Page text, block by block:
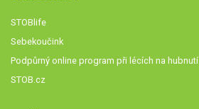
STOBlife
Sebekoučink
Podpůrný online program při lécích na hubnutí
STOB.cz